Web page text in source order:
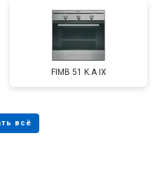
FIMB 51 K.A IX